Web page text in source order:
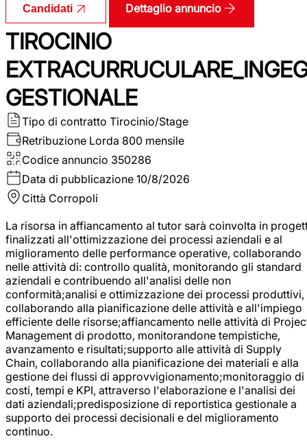
Candidati Dettaglio annuncio
TIROCINIO
GESTIONALE
Tipo di contratto Tirocinio/Stage
Retribuzione Lorda 800 mensile
Codice annuncio 350286
Data di pubblicazione 10/8/2026
Città Corropoli
La risorsa in affiancamento al tutor sarà coinvolta in
finalizzati all'ottimizzazione dei processi aziendali e al
miglioramento delle performance operative, collaborando
nelle attività di: controllo qualità, monitorando gli standard
aziendali e contribuendo all'analisi delle non
conformità;analisi e ottimizzazione dei processi produttivi,
collaborando alla pianificazione delle attività e all'impiego
efficiente delle risorse;affiancamento nelle attività di
Management di prodotto, monitorandone tempistiche,
avanzamento e risultati;supporto alle attività di Supply
Chain, collaborando alla pianificazione dei materiali e alla
gestione dei flussi di approvvigionamento;monitoraggio di
costi, tempi e KPI, attraverso l'elaborazione e l'analisi dei
dati aziendali;predisposizione di reportistica gestionale a
supporto dei processi decisionali e del miglioramento
continuo.